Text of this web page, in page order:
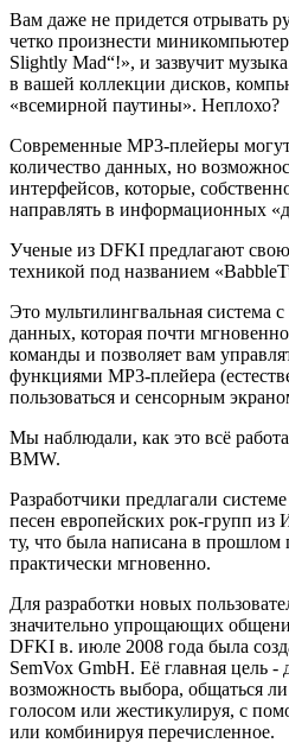
Вам даже не придется отрывать
четко произнести
Slightly Mad“!», и зазвучит
в вашей коллекции дисков,
«всемирной паутины». Неплохо?
Современные MP3-плейеры
количество данных, но
интерфейсов, которые,
направлять в информационных
Ученые из DFKI предлагают
техникой под названием
Это мультилингвальная система
данных, которая почти
команды и позволяет вам
функциями MP3-плейера
пользоваться и сенсорным
Мы наблюдали, как это всё
BMW.
Разработчики предлагали
песен европейских рок-групп из
ту, что была написана в прошлом
практически мгновенно.
Для разработки новых
значительно упрощающих
DFKI в. июле 2008 года была
SemVox GmbH. Её главная цель -
возможность выбора, общаться
голосом или жестикулируя, с
или комбинируя перечисленное.